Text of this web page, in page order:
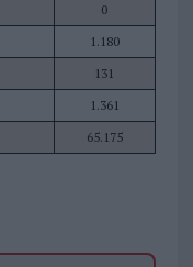
0
1.180
131
1.361
65.175